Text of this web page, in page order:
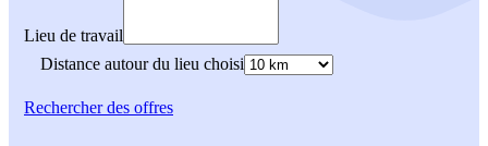
Lieu de travail
Distance autour du lieu choisi
Rechercherdes offres